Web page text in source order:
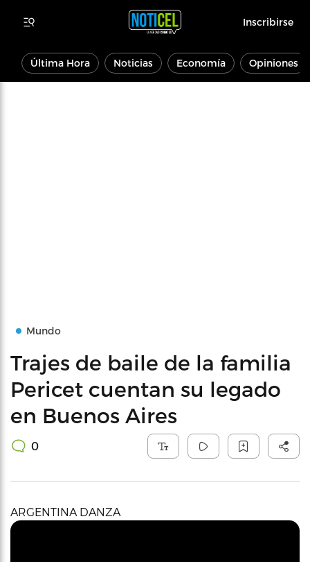
Inscribirse
Última Hora Noticias Economía Opiniones
Mundo
Trajes de baile de la familia
Pericet cuentan su legado
en Buenos Aires
0
ARGENTINA DANZA